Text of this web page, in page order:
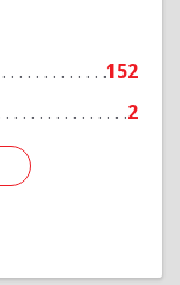
152
2
Подробнее